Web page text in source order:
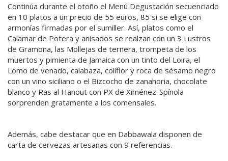
Continúa durante el otoño el Menú Degustación secuenciado
en 10 platos a un precio de 55 euros, 85 si se elige con
armonías firmadas por el sumiller. Así, platos como el
Calamar de Potera y anisados se realzan con un 3 Lustros
de Gramona, las Mollejas de ternera, trompeta de los
muertos y pimienta de Jamaica con un tinto del Loira, el
Lomo de venado, calabaza, coliflor y roca de sésamo negro
con un vino siciliano o el Bizcocho de zanahoria, chocolate
blanco y Ras al Hanout con PX de Ximénez-Spínola
sorprenden gratamente a los comensales.
Además, cabe destacar que en Dabbawala disponen de
carta de cervezas artesanas con 9 referencias.